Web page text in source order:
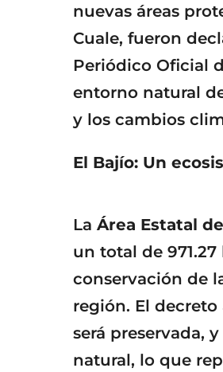
nuevas áreas
Cuale, fueron
Periódico Oficial
entorno natural
y los cambios
El Bajío: Un
La Área Estatal
un total de
conservación de
región. El
será preservada,
natural, lo que